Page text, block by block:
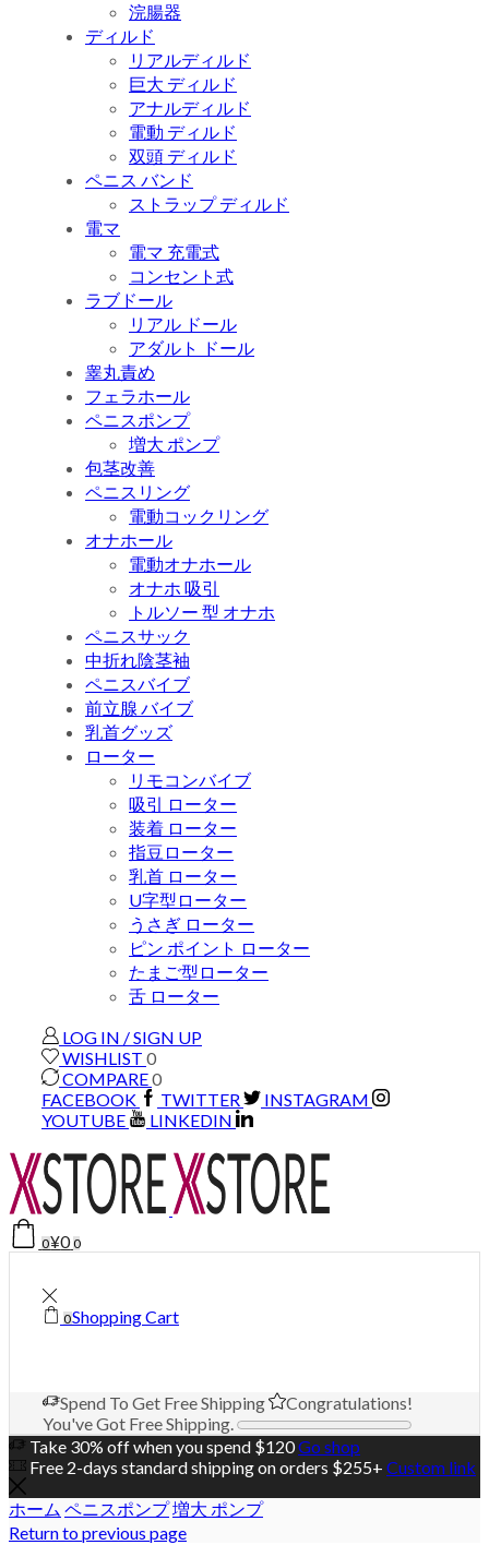
浣腸器
ディルド
リアルディルド
巨大 ディルド
アナルディルド
電動 ディルド
双頭 ディルド
ペニス バンド
ストラップ ディルド
電マ
電マ 充電式
コンセント式
ラブドール
リアル ドール
アダルト ドール
睾丸責め
フェラホール
ペニスポンプ
増大 ポンプ
包茎改善
ペニスリング
電動コックリング
オナホール
電動オナホール
オナホ 吸引
トルソー 型 オナホ
ペニスサック
中折れ陰茎袖
ペニスバイブ
前立腺 バイブ
乳首グッズ
ローター
リモコンバイブ
吸引 ローター
装着 ローター
指豆ローター
乳首 ローター
U字型ローター
うさぎ ローター
ピン ポイント ローター
たまご型ローター
舌 ローター
LOG IN / SIGN UP
WISHLIST 0
COMPARE0
FACEBOOK
TWITTER
INSTAGRAM
YOUTUBE
LINKEDIN
0¥0 0
0Shopping Cart
Spend To Get Free Shipping
Congratulations!
You've Got Free Shipping.
Take 30% off when you spend $120Go shop
Free 2-days standard shipping on orders $255+ Custom link
ホーム ペニスポンプ増大 ポンプ
Return to previous page